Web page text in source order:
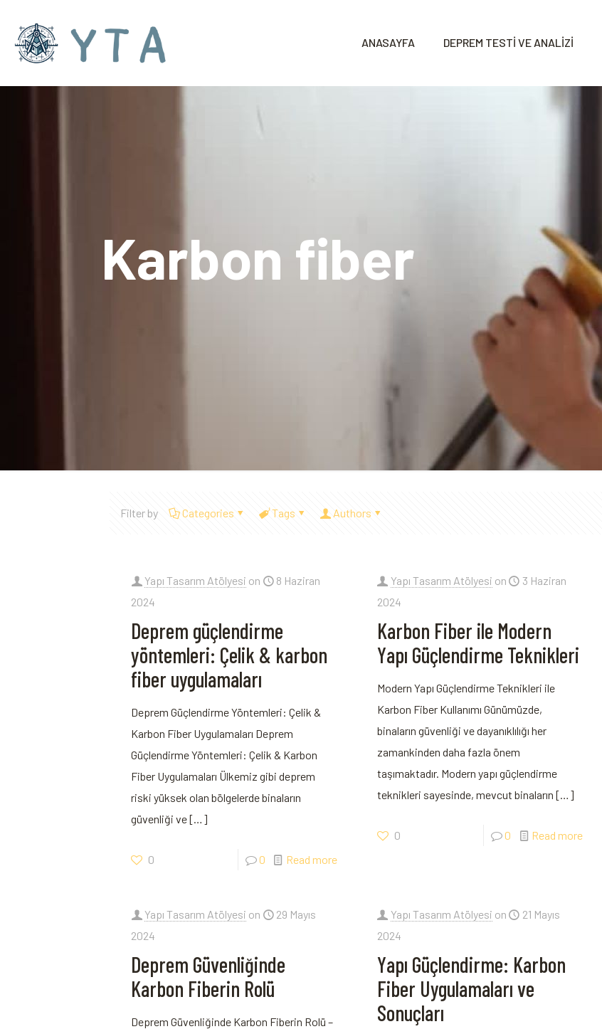
ANASAYFA DEPREM TESTİ VE ANALİZİ
Karbon fiber
Filter by Categories Tags Authors
Yapı Tasarım Atölyesi on
8 Haziran
2024
Deprem güçlendirme
yöntemleri: Çelik & karbon
fiber uygulamaları
Deprem Güçlendirme Yöntemleri: Çelik &
Karbon Fiber Uygulamaları Deprem
Güçlendirme Yöntemleri: Çelik & Karbon
Fiber Uygulamaları Ülkemiz gibi deprem
riski yüksek olan bölgelerde binaların
güvenliği ve[…]
0 0 Read more
Yapı Tasarım Atölyesi on
3 Haziran
2024
Karbon Fiber ile Modern
Yapı Güçlendirme Teknikleri
Modern Yapı Güçlendirme Teknikleri ile​
Karbon Fiber ‍Kullanımı Günümüzde,
binaların güvenliği ve dayanıklılığı her
‌zamankinden daha fazla önem⁤
taşımaktadır. Modern yapı​ güçlendirme
teknikleri sayesinde, mevcut binaların‌ […]
0 0 Read more
Yapı Tasarım Atölyesi on
29 Mayıs
2024
Deprem Güvenliğinde
Karbon Fiberin Rolü
Deprem Güvenliğinde Karbon⁤ Fiberin⁤ Rolü –
Yapı Tasarım Atölyesi on
21 Mayıs
2024
Yapı Güçlendirme: Karbon
Fiber Uygulamaları ve
Sonuçları